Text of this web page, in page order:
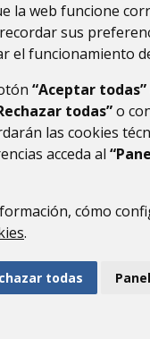
la web funcione
sus
el funcionamiento
“Aceptar todas”
todas”o
las cookies
acceda al
cómo
.
todas
DATOS